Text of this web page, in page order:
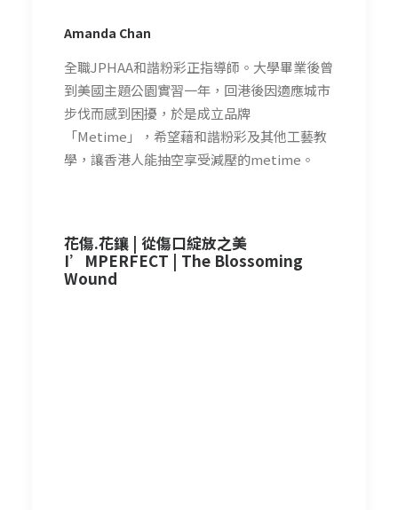
Amanda Chan
全職JPHAA和諧粉彩正指導師。大學畢業後曾
到美國主題公園實習一年，回港後因適應城市
步伐而感到困擾，於是成立品牌
「Metime」，希望藉和諧粉彩及其他工藝教
學，讓香港人能抽空享受減壓的metime。
花傷.花鑲 | 從傷口綻放之美
I’MPERFECT | The Blossoming
Wound